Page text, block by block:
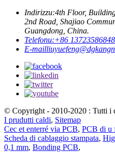
Indirizzu:4th Floor,
2nd Road, Shajiao
Guangdong, China.
Telefonu:+86 13723586848
E-mail
© Copyright - 2010-2020 : Tutti i
I prudutti caldi, Sitemap
Cec et enterré via PCB, PCB di u
Scheda di cablaggio stampata,
0,1 mm, Bonding PCB,